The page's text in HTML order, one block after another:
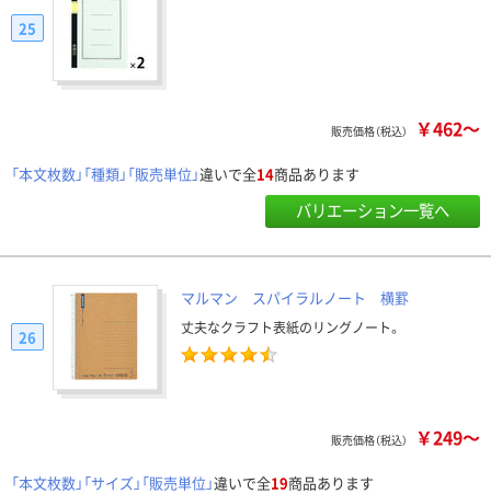
25
販売価格（税込） ￥462～
「本文枚数」「種類」「販売単位」違いで全14商品あります
バリエーション一覧へ
マルマン スパイラルノート 横罫
丈夫なクラフト表紙のリングノート。
26
販売価格（税込） ￥249～
「本文枚数」「サイズ」「販売単位」違いで全19商品あります